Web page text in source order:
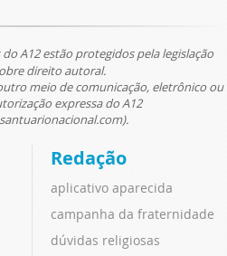
A12 estão protegidos pela legislação
direito autoral.
meio de comunicação, eletrônico ou
expressa do A12
Redação
aplicativo aparecida
campanha da fraternidade
dúvidas religiosas